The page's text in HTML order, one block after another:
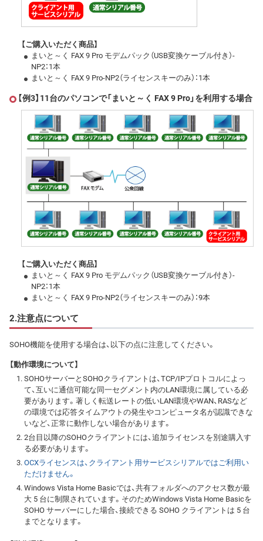
【ご購入いただく商品】
まいと～く FAX 9 Pro モデムパック（USB変換ケーブル付き）-
NP2：1本
まいと～く FAX 9 Pro-NP2（ライセンスキーのみ）：1本
【例3】11台のパソコンで「まいと～く FAX 9 Pro」を利用する場合
【ご購入いただく商品】
まいと～く FAX 9 Pro モデムパック（USB変換ケーブル付き）-
NP2：1本
まいと～く FAX 9 Pro-NP2（ライセンスキーのみ）：9本
2.注意点について
SOHO機能を使用する場合は、以下の点に注意してください。
【動作環境について】
SOHOサーバーとSOHOクライアントは、TCP/IPプロトコルによっ
て、互いに通信可能な同一セグメント内のLAN環境に属している必
要があります。著しく転送レートの低いLAN環境やWAN、RASなど
の環境では応答タイムアウトの発生やコンピュータ名が認識できな
いなど、正常に動作しない場合があります。
2台目以降のSOHOクライアントには、追加ライセンスを別途購入す
る必要があります。
OCXライセンスは、クライアント用サービスシリアルではご利用い
ただけません。
Windows Vista Home Basicでは、共有フォルダへのアクセス数が最
大 5 台に制限されています。そのためWindows Vista Home Basicを
SOHO サーバーにした場合、接続できる SOHO クライアントは 5 台
までとなります。